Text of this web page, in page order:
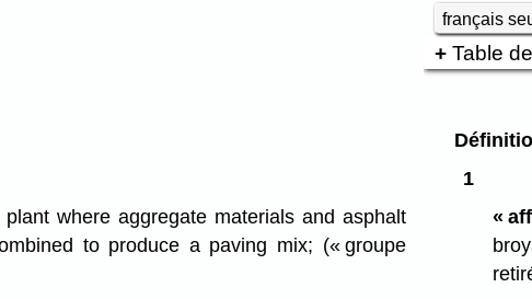
français
Table
plant where aggregate materials and asphalt
to produce a paving mix; (« groupe
1
«